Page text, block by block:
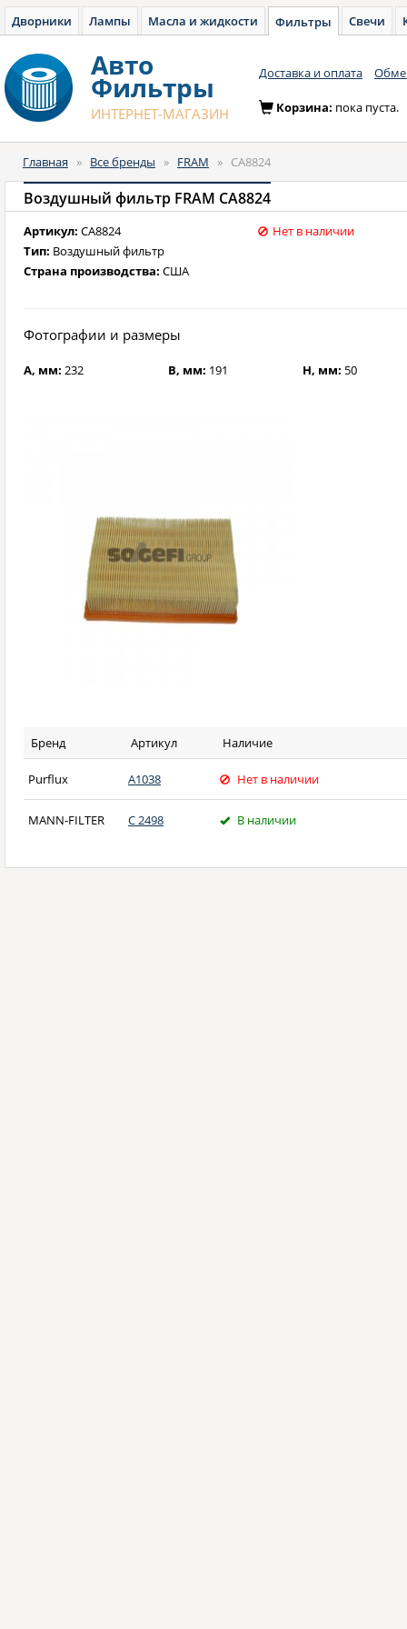
Дворники Лампы Масла и жидкости Фильтры Свечи
Авто
Фильтры
ИНТЕРНЕТ-МАГАЗИН
Доставка и оплата
Корзина: пока пуста.
Главная » Все бренды » FRAM » CA8824
Воздушный фильтр FRAM CA8824
Артикул: CA8824
Тип: Воздушный фильтр
Страна производства: США
Нет в наличии
Фотографии и размеры
A, мм: 232 B, мм: 191 H, мм: 50
Бренд Артикул Наличие
Purflux A1038 Нет в наличии
MANN-FILTER C 2498 В наличии